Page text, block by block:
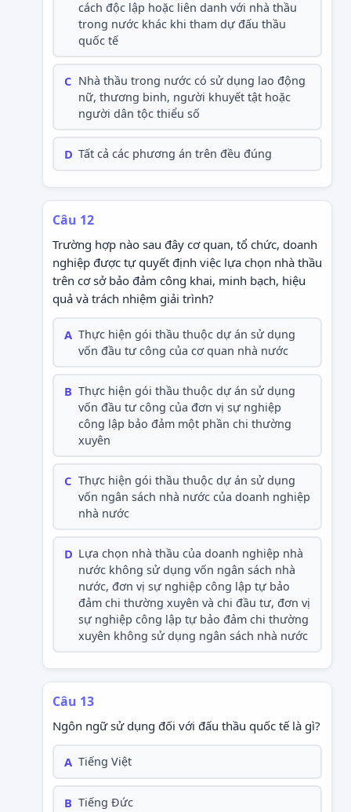
cách độc lập hoặc liên danh với nhà thầu
trong nước khác khi tham dự đấu thầu
quốc tế
C Nhà thầu trong nước có sử dụng lao động
nữ, thương binh, người khuyết tật hoặc
người dân tộc thiểu số
D Tất cả các phương án trên đều đúng
Câu 12
Trường hợp nào sau đây cơ quan, tổ chức, doanh
nghiệp được tự quyết định việc lựa chọn nhà thầu
trên cơ sở bảo đảm công khai, minh bạch, hiệu
quả và trách nhiệm giải trình?
A Thực hiện gói thầu thuộc dự án sử dụng
vốn đầu tư công của cơ quan nhà nước
B Thực hiện gói thầu thuộc dự án sử dụng
vốn đầu tư công của đơn vị sự nghiệp
công lập bảo đảm một phần chi thường
xuyên
C Thực hiện gói thầu thuộc dự án sử dụng
vốn ngân sách nhà nước của doanh nghiệp
nhà nước
D Lựa chọn nhà thầu của doanh nghiệp nhà
nước không sử dụng vốn ngân sách nhà
nước, đơn vị sự nghiệp công lập tự bảo
đảm chi thường xuyên và chi đầu tư, đơn vị
sự nghiệp công lập tự bảo đảm chi thường
xuyên không sử dụng ngân sách nhà nước
Câu 13
Ngôn ngữ sử dụng đối với đấu thầu quốc tế là gì?
A Tiếng Việt
B Tiếng Đức